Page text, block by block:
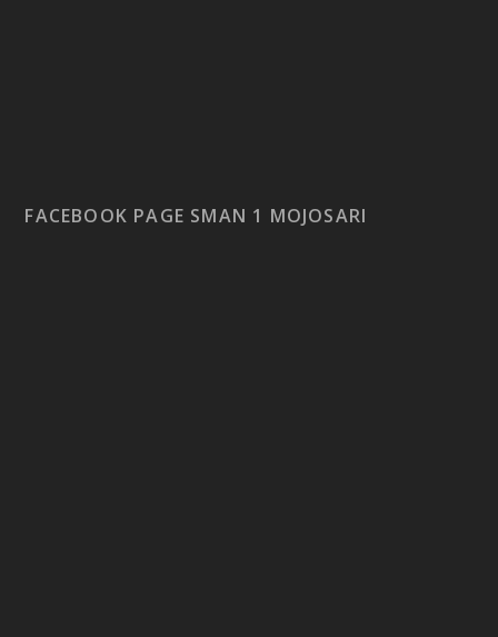
FACEBOOK PAGE SMAN 1 MOJOSARI